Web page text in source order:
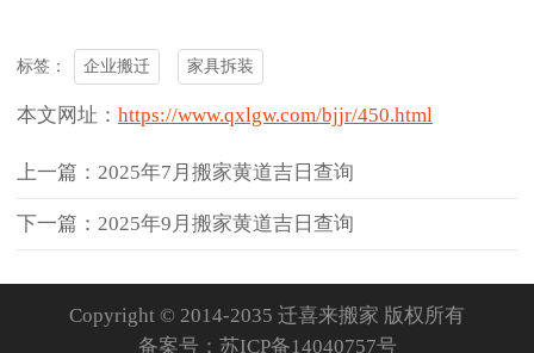
标签： 企业搬迁 家具拆装
本文网址： https://www.qxlgw.com/bjjr/450.html
上一篇：2025年7月搬家黄道吉日查询
下一篇：2025年9月搬家黄道吉日查询
Copyright © 2014-2035 迁喜来搬家 版权所有
备案号： 苏ICP备14040757号